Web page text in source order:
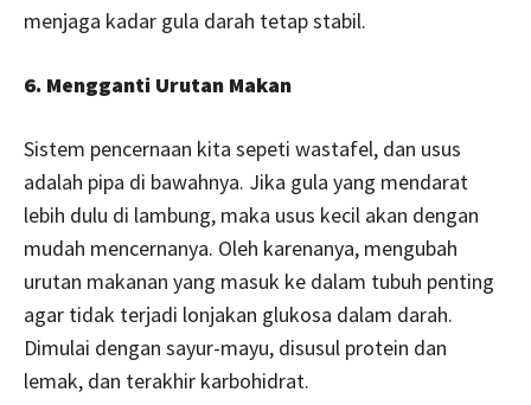
menjaga kadar gula darah tetap stabil.
6. Mengganti Urutan Makan
Sistem pencernaan kita sepeti wastafel, dan usus
adalah pipa di bawahnya. Jika gula yang mendarat
lebih dulu di lambung, maka usus kecil akan dengan
mudah mencernanya. Oleh karenanya, mengubah
urutan makanan yang masuk ke dalam tubuh penting
agar tidak terjadi lonjakan glukosa dalam darah.
Dimulai dengan sayur-mayu, disusul protein dan
lemak, dan terakhir karbohidrat.